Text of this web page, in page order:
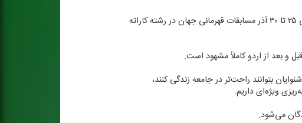
وی ادامه داد: در رشته كاراته اعزامی نداریم، زیرا در سطح آسیا از طرف كشورهای دیگر آمادگی وجود نداشت. ولی ۲۵ تا ۳۰ آذر مسابقات قهرمانی جهان در رشته كاراته
و بعد از اردو كاملاً مشهود است.
بتوانند راحت‌تر در جامعه زندگی كنند،
ویژه‌ای داریم.